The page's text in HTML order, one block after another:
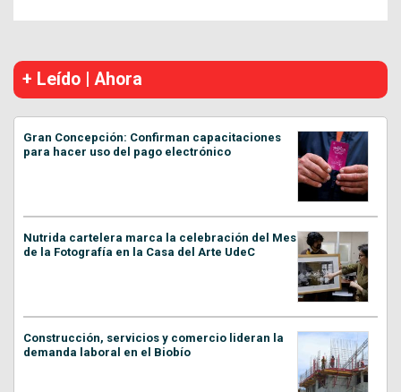
+ Leído | Ahora
Gran Concepción: Confirman capacitaciones
para hacer uso del pago electrónico
Nutrida cartelera marca la celebración del Mes
de la Fotografía en la Casa del Arte UdeC
Construcción, servicios y comercio lideran la
demanda laboral en el Biobío